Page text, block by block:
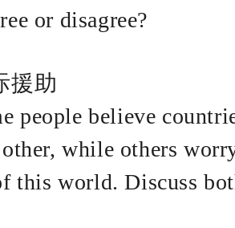
or disagree?
援助
people believe
while others
this world. Discuss